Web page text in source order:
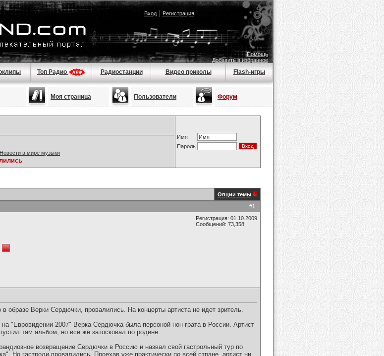
Вход| Регистрация
Помощь
Добавить в избранное
Топ Радио Радиостанции Видео приколы Flash-игры
Моя страница Пользователи Форум
Имя
Пароль
Новости в мире музыки
Опции темы
#1
Регистрация: 01.10.2009
Сообщений: 73,358
образе Верки Сердючки, провалились. На концерты артиста не идет зритель.
"Евровидении-2007" Верка Сердючка была персоной нон грата в России. Артист
там альбом, но все же затосковал по родине.
возвращение Сердючки в Россию и назвал свой гастрольный тур по
Но гастроли провалились. Проехав уже практически по всей стране, артист ни